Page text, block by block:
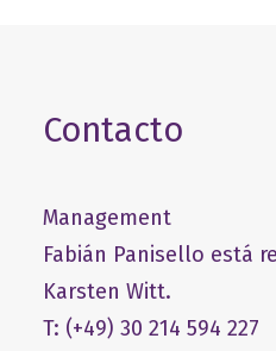
Contacto
Management
Fabián Panisello está
Karsten Witt.
T: (+49) 30 214 594 227